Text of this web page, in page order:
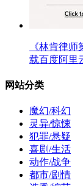
《林肯律
载百度阿里
网站分类
魔幻/科幻
灵异/惊悚
犯罪/悬疑
喜剧/生活
动作/战争
都市/剧情